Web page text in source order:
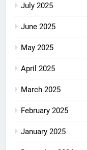
July 2025
June 2025
May 2025
April 2025
March 2025
February 2025
January 2025